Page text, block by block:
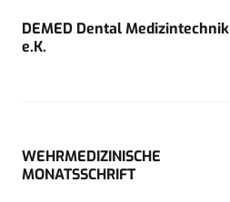
DEMED Dental Medizintechnik
e.K.
WEHRMEDIZINISCHE
MONATSSCHRIFT